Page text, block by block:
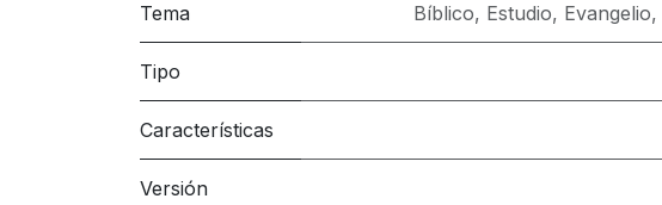
Tema Bíblico, Estudio, Evangelio,
Tipo
Características
Versión